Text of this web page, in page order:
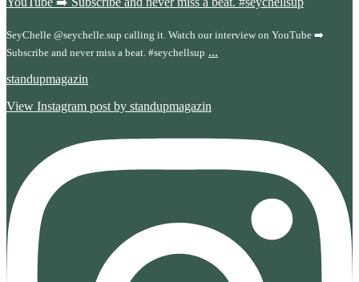
SeyChelle @seychelle.sup calling it. Watch our interview on YouTube ➡️
Subscribe and never miss a beat. #seychellsup ...
standupmagazin
View Instagram post by standupmagazin